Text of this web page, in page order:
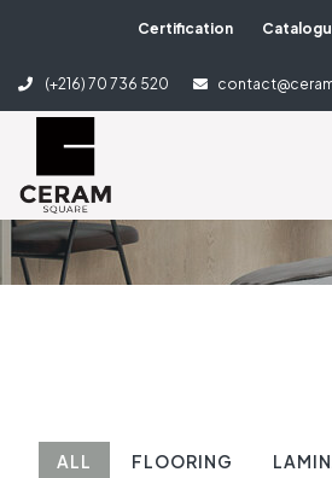
Certification
(+216) 70 736 520 2
ALL FLOORING